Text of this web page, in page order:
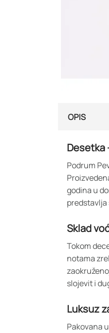
OPIS
Desetka
Podrum
godina u
Sklad
Tokom
notama
slojevit i
Luksuz
Pakovana